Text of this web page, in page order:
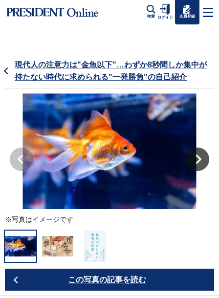
検索 ログイン 会員登録
現代人の注意力は"金魚以下"…わずか8秒間しか集中が
持たない時代に求められる"一発勝負"の自己紹介
※写真はイメージです
この写真の記事を読む